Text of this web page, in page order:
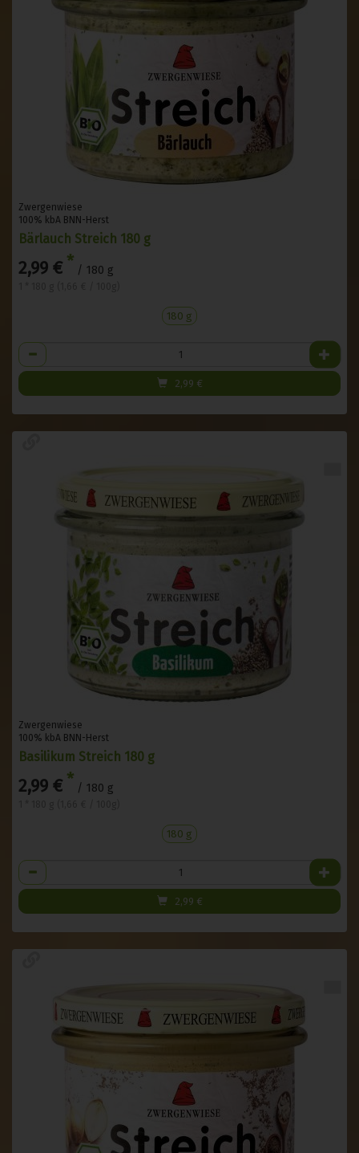
Zwergenwiese
100% kbA BNN-Herst
Bärlauch Streich 180 g
2,99 € * / 180 g
180 g
Anzahl
2,99 €
Zwergenwiese
100% kbA BNN-Herst
Basilikum Streich 180 g
2,99 € * / 180 g
180 g
Anzahl
2,99 €